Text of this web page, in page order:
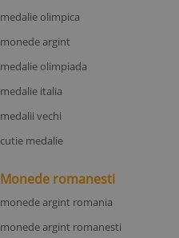
medalie olimpica
monede argint
medalie olimpiada
medalie italia
medalii vechi
cutie medalie
Monede romanesti
monede argint romania
monede argint romanesti